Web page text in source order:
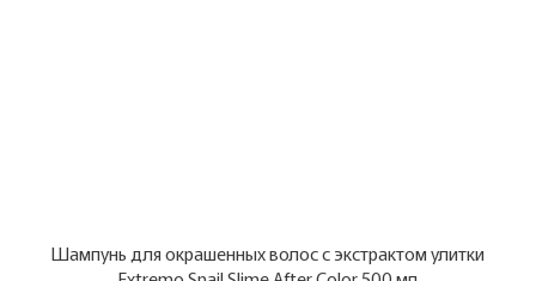
Шампунь для окрашенных волос с экстрактом улитки